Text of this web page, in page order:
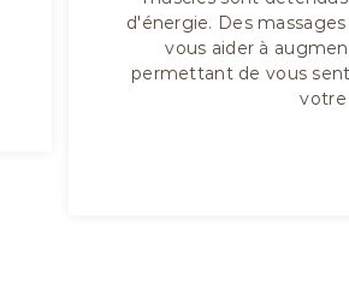
d'énergie. Des
vous aider à
permettant de vous
votre